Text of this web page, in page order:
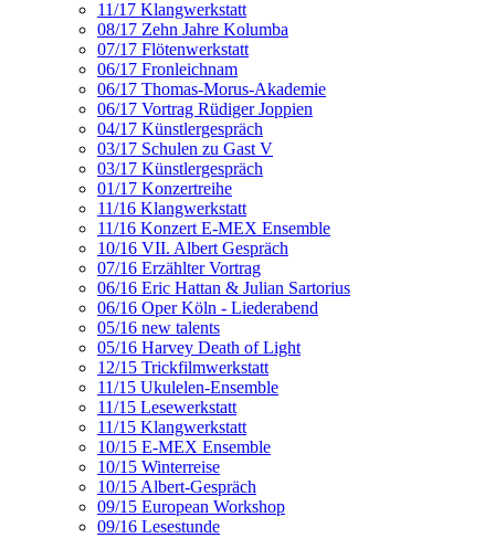
11/17 Klangwerkstatt
08/17 Zehn Jahre Kolumba
07/17 Flötenwerkstatt
06/17 Fronleichnam
06/17 Thomas-Morus-Akademie
06/17 Vortrag Rüdiger Joppien
04/17 Künstlergespräch
03/17 Schulen zu Gast V
03/17 Künstlergespräch
01/17 Konzertreihe
11/16 Klangwerkstatt
11/16 Konzert E-MEX Ensemble
10/16 VII. Albert Gespräch
07/16 Erzählter Vortrag
06/16 Eric Hattan & Julian Sartorius
06/16 Oper Köln - Liederabend
05/16 new talents
05/16 Harvey Death of Light
12/15 Trickfilmwerkstatt
11/15 Ukulelen-Ensemble
11/15 Lesewerkstatt
11/15 Klangwerkstatt
10/15 E-MEX Ensemble
10/15 Winterreise
10/15 Albert-Gespräch
09/15 European Workshop
09/16 Lesestunde